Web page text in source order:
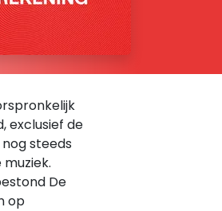
exclusief de
steeds
De
op